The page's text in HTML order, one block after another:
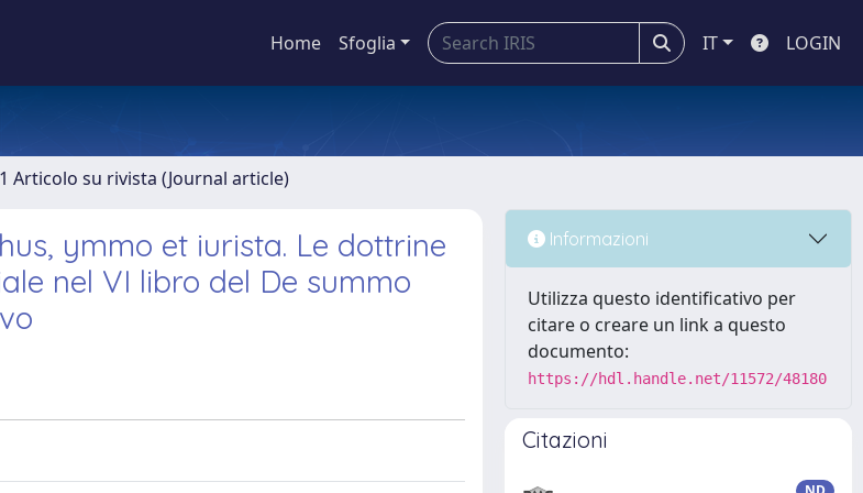
Home Sfoglia IT LOGIN
Articolo su rivista (Journal article)
ymmo et iurista. Le dottrine
nel VI libro del De summo
Informazioni
Utilizza questo identificativo per
citare o creare un link a questo
documento:
https://hdl.handle.net/11572/48180
Citazioni